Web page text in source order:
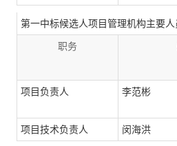
第一中标候选人项目管理机构主要
职务
项目负责人 李范彬
项目技术负责人 闵海洪